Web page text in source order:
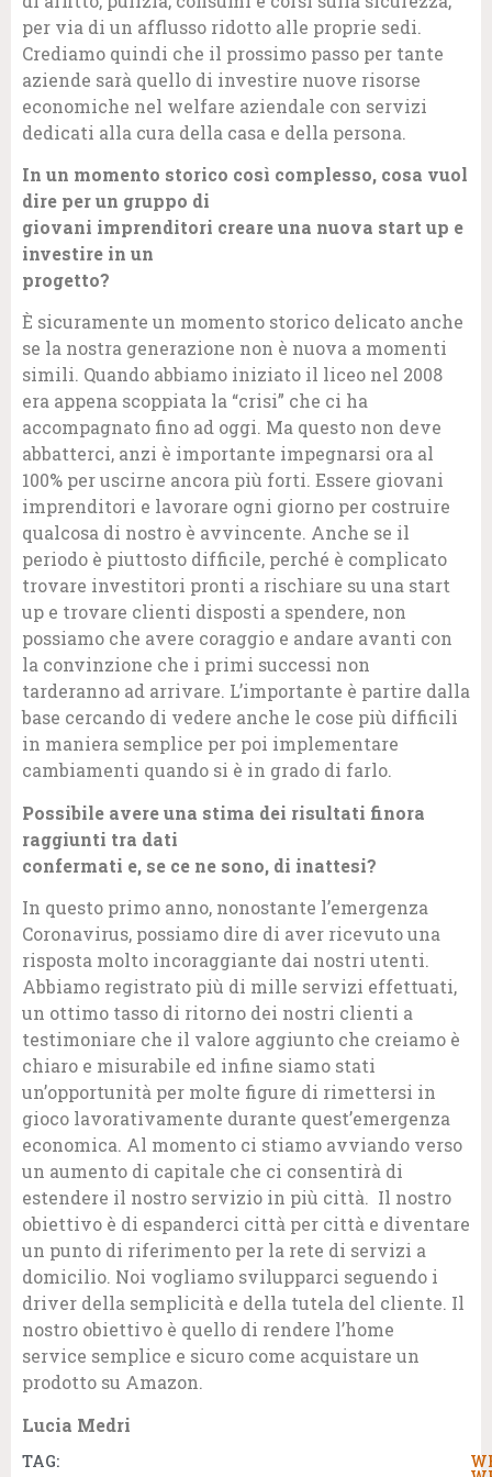
per via di un afflusso ridotto alle proprie sedi.
Crediamo quindi che il prossimo passo per tante
aziende sarà quello di investire nuove risorse
economiche nel welfare aziendale con servizi
dedicati alla cura della casa e della persona.
In un momento storico così complesso, cosa vuol
dire per un gruppo di
giovani imprenditori creare una nuova start up e
investire in un
progetto?
È sicuramente un momento storico delicato anche
se la nostra generazione non è nuova a momenti
simili. Quando abbiamo iniziato il liceo nel 2008
era appena scoppiata la “crisi” che ci ha
accompagnato fino ad oggi. Ma questo non deve
abbatterci, anzi è importante impegnarsi ora al
100% per uscirne ancora più forti. Essere giovani
imprenditori e lavorare ogni giorno per costruire
qualcosa di nostro è avvincente. Anche se il
periodo è piuttosto difficile, perché è complicato
trovare investitori pronti a rischiare su una start
up e trovare clienti disposti a spendere, non
possiamo che avere coraggio e andare avanti con
la convinzione che i primi successi non
tarderanno ad arrivare. L’importante è partire dalla
base cercando di vedere anche le cose più difficili
in maniera semplice per poi implementare
cambiamenti quando si è in grado di farlo.
Possibile avere una stima dei risultati finora
raggiunti tra dati
confermati e, se ce ne sono, di inattesi?
In questo primo anno, nonostante l’emergenza
Coronavirus, possiamo dire di aver ricevuto una
risposta molto incoraggiante dai nostri utenti.
Abbiamo registrato più di mille servizi effettuati,
un ottimo tasso di ritorno dei nostri clienti a
testimoniare che il valore aggiunto che creiamo è
chiaro e misurabile ed infine siamo stati
un’opportunità per molte figure di rimettersi in
gioco lavorativamente durante quest’emergenza
economica. Al momento ci stiamo avviando verso
un aumento di capitale che ci consentirà di
estendere il nostro servizio in più città. Il nostro
obiettivo è di espanderci città per città e diventare
un punto di riferimento per la rete di servizi a
domicilio. Noi vogliamo svilupparci seguendo i
driver della semplicità e della tutela del cliente. Il
nostro obiettivo è quello di rendere l’home
service semplice e sicuro come acquistare un
prodotto su Amazon.
Lucia Medri
TAG: